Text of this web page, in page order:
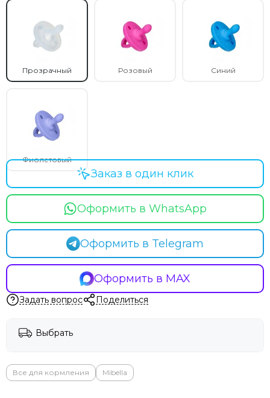
Прозрачный Розовый Синий
Фиолетовый
Оформить в WhatsApp
Оформить в Telegram
Оформить в MAX
Заказ в один клик
Задать вопрос Поделиться
Выбрать
Все для кормления Mibella